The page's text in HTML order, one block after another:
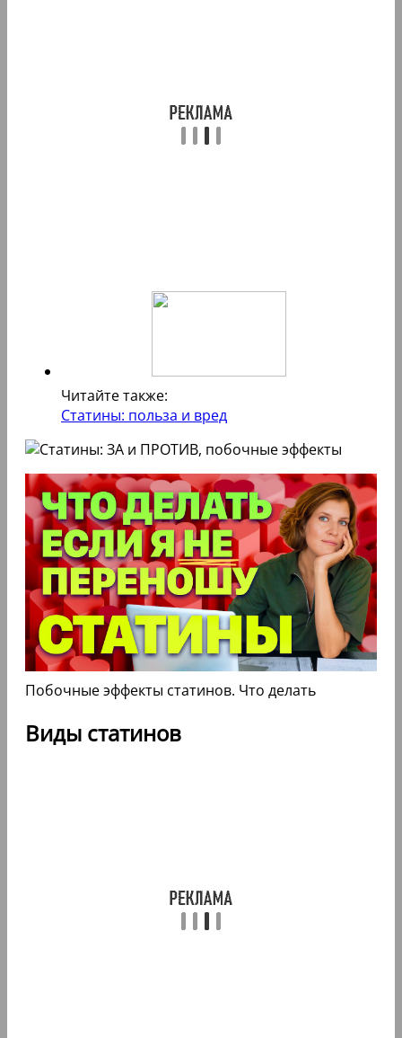
Читайте также:
Статины: польза и вред
Побочные эффекты статинов. Что делать
Виды статинов